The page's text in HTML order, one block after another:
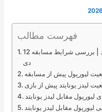
فهرست مطالب
پیش بینی لیورپول مقابل لیدز یونایتد | بررسی شرایط مسابقه 12
دی
لیورپول پیش از مسابقه
لیدز یونایتد پیش از بازی
لیورپول مقابل لیدز یونایتد
لیورپول مقابل لیدز یونایتد